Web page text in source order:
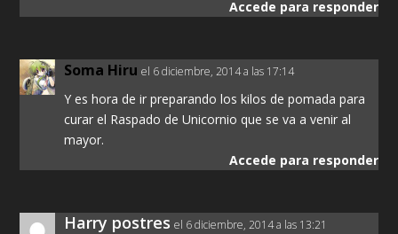
Accede para responder
Soma Hiru el 6 diciembre, 2014 a las 17:14
Y es hora de ir preparando los kilos de pomada para
curar el Raspado de Unicornio que se va a venir al
mayor.
Accede para responder
Harry postres el 6 diciembre, 2014 a las 13:21